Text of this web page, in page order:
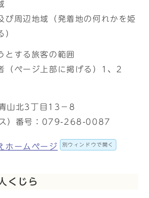
び周辺地域（発着地の何れかを姫
）
とする旅客の範囲
（ページ上部に掲げる）1、2
山北3丁目13－8
ス）番号：079-268-0087
ホームページ 別ウィンドウで開く
くじら